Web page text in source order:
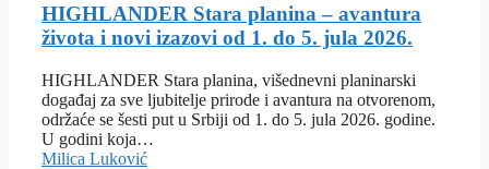
HIGHLANDER Stara planina – avantura
života i novi izazovi od 1. do 5. jula 2026.
HIGHLANDER Stara planina, višednevni planinarski
događaj za sve ljubitelje prirode i avantura na otvorenom,
održaće se šesti put u Srbiji od 1. do 5. jula 2026. godine.
U godini koja…
Milica Luković